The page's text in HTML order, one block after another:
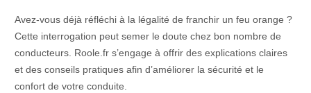
Avez-vous déjà réfléchi à la légalité de franchir un feu orange ?
Cette interrogation peut semer le doute chez bon nombre de
conducteurs. Roole.fr s’engage à offrir des explications claires
et des conseils pratiques afin d’améliorer la sécurité et le
confort de votre conduite.